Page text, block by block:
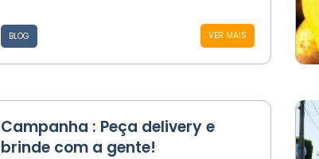
VER MAIS
BLOG
Campanha : Peça delivery e
brinde com a gente!